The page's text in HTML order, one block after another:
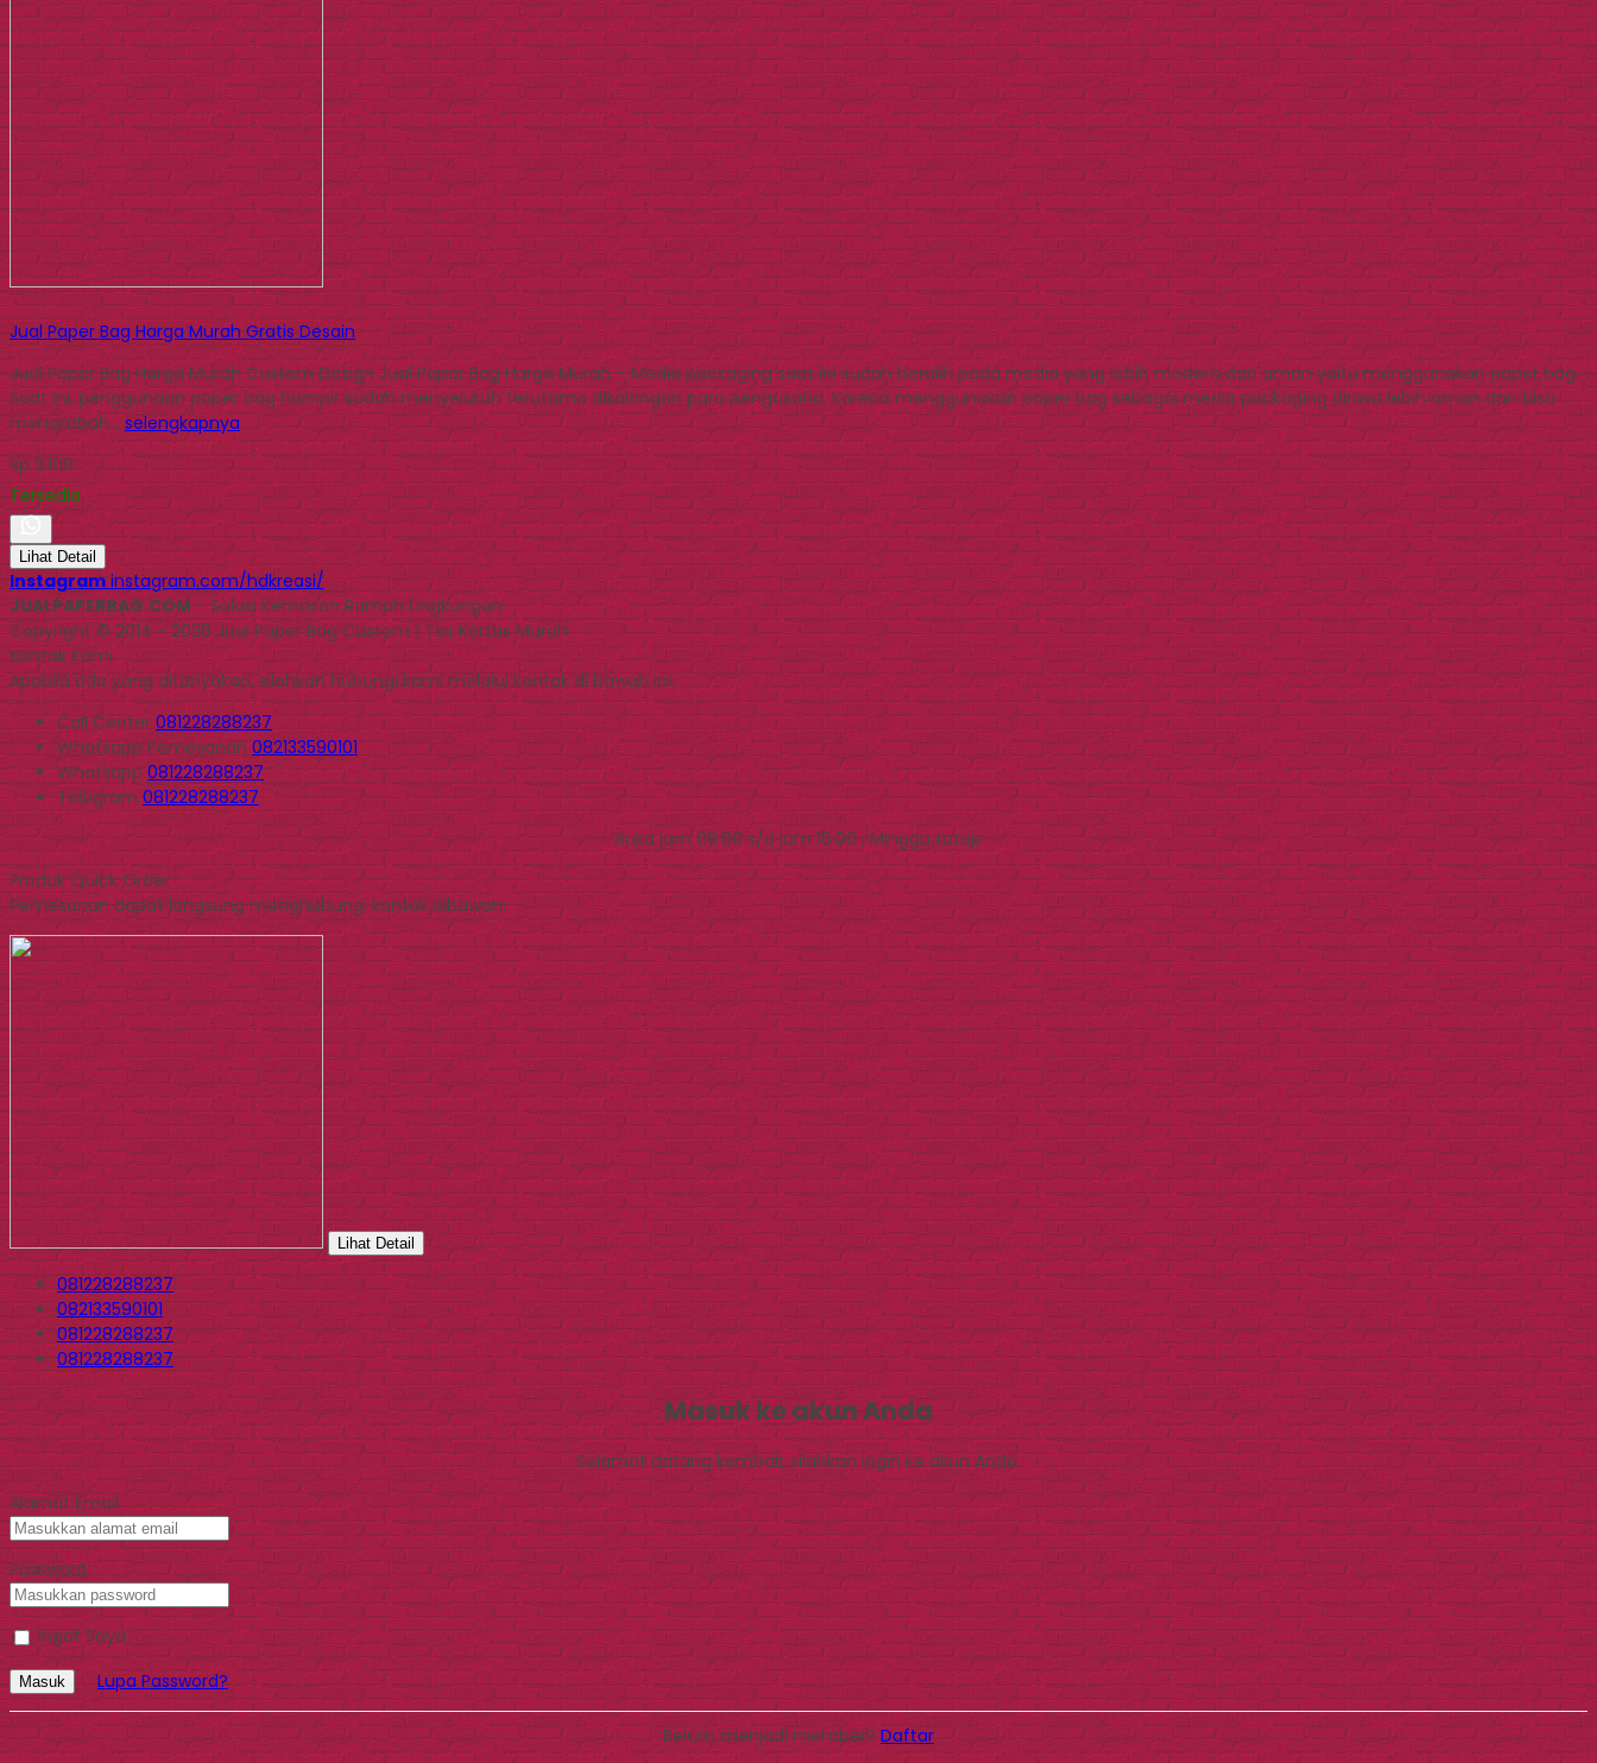
Jual Paper Bag Harga Murah Gratis Desain
Jual Paper Bag Harga Murah Custom Design Jual Paper Bag Harga Murah – Media packaging saat ini sudah beralih pada media yang lebih modern dan aman yaitu menggunakan paper bag.
Saat ini, penggunaan paper bag hampir sudah menyeluruh terutama dikalangan para pengusaha. Karena menggunakan paper bag sebagai media packaging dirasa lebih aman dan bisa
menambah…selengkapnya
Rp 3.100
Tersedia
Lihat Detail
Instagram instagram.com/hdkreasi/
JUALPAPERBAG.COM- Solusi Kemasan Ramah Lingkungan
Copyright © 2014 - 2026 Jual Paper Bag Custom | Tas Kertas Murah
Kontak Kami
Apabila ada yang ditanyakan, silahkan hubungi kami melalui kontak di bawah ini.
Call Center081228288237
WhatsappPemesanan 082133590101
Whatsapp081228288237
Telegram081228288237
Buka jam 09.00 s/d jam 16.00 , Minggu tutup
Produk Quick Order
Pemesanan dapat langsung menghubungi kontak dibawah:
Lihat Detail
081228288237
082133590101
081228288237
081228288237
Masuk ke akun Anda
Selamat datang kembali, silahkan login ke akun Anda.
Alamat Email
Password
Ingat Saya
Masuk Lupa Password?
Belum menjadi member?Daftar